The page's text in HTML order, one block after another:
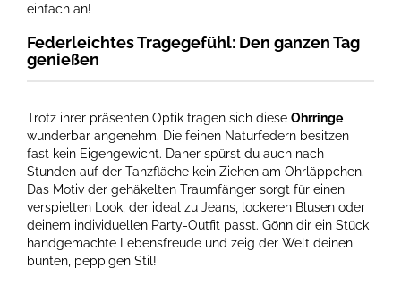
einfach an!
Federleichtes Tragegefühl: Den ganzen Tag
genießen
Trotz ihrer präsenten Optik tragen sich diese Ohrringe
wunderbar angenehm. Die feinen Naturfedern besitzen
fast kein Eigengewicht. Daher spürst du auch nach
Stunden auf der Tanzfläche kein Ziehen am Ohrläppchen.
Das Motiv der gehäkelten Traumfänger sorgt für einen
verspielten Look, der ideal zu Jeans, lockeren Blusen oder
deinem individuellen Party-Outfit passt. Gönn dir ein Stück
handgemachte Lebensfreude und zeig der Welt deinen
bunten, peppigen Stil!